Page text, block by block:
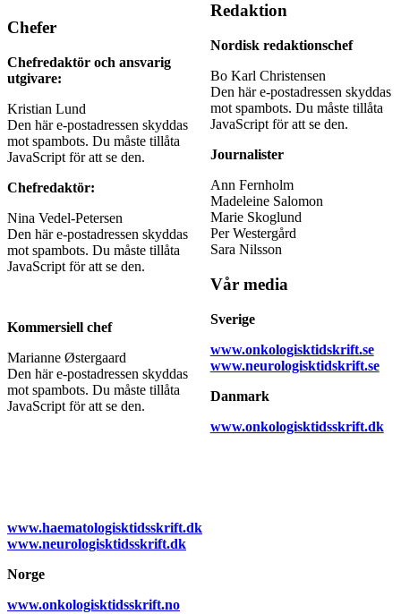
Chefer
Chefredaktör och ansvarig
utgivare:
Kristian Lund
Den här e-postadressen skyddas
mot spambots. Du måste tillåta
JavaScript för att se den.
Chefredaktör:
Nina Vedel-Petersen
Den här e-postadressen skyddas
mot spambots. Du måste tillåta
JavaScript för att se den.
Kommersiell chef
Marianne Østergaard
Den här e-postadressen skyddas
mot spambots. Du måste tillåta
JavaScript för att se den.
Redaktion
Nordisk redaktionschef
Bo Karl Christensen
Den här e-postadressen skyddas
mot spambots. Du måste tillåta
JavaScript för att se den.
Journalister
Ann Fernholm
Madeleine Salomon
Marie Skoglund
Per Westergård
Sara Nilsson
Vår media
Sverige
www.onkologisktidskrift.se
www.neurologisktidskrift.se
Danmark
www.onkologisktidsskrift.dk
www.haematologisktidsskrift.dk
www.neurologisktidsskrift.dk
Norge
www.onkologisktidsskrift.no